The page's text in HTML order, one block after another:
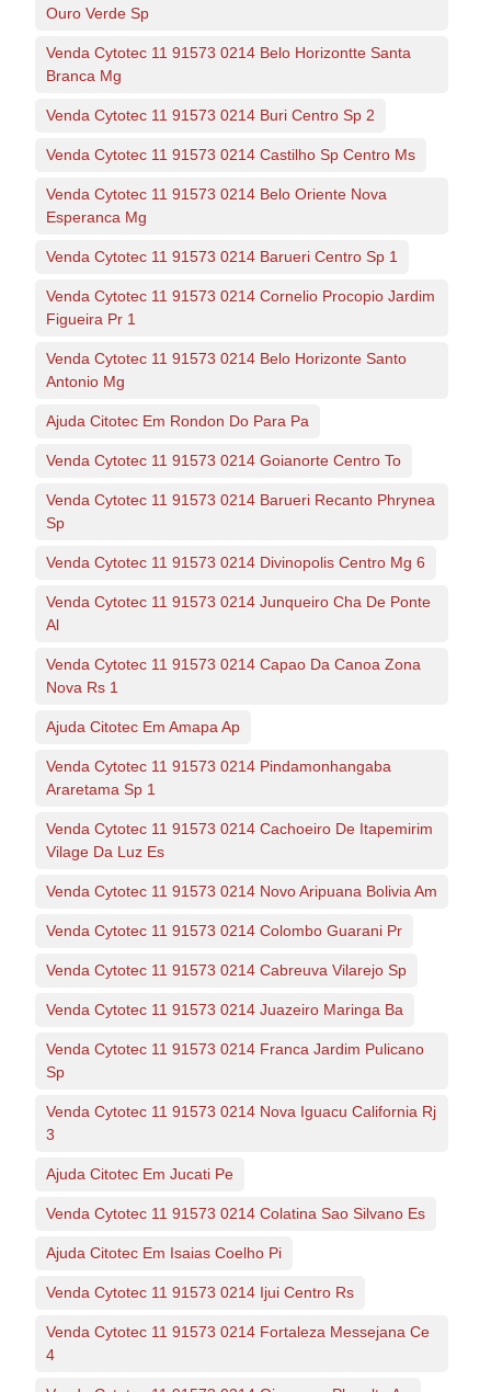
Ouro Verde Sp
Venda Cytotec 11 91573 0214 Belo Horizontte Santa
Branca Mg
Venda Cytotec 11 91573 0214 Buri Centro Sp 2
Venda Cytotec 11 91573 0214 Castilho Sp Centro Ms
Venda Cytotec 11 91573 0214 Belo Oriente Nova
Esperanca Mg
Venda Cytotec 11 91573 0214 Barueri Centro Sp 1
Venda Cytotec 11 91573 0214 Cornelio Procopio Jardim
Figueira Pr 1
Venda Cytotec 11 91573 0214 Belo Horizonte Santo
Antonio Mg
Ajuda Citotec Em Rondon Do Para Pa
Venda Cytotec 11 91573 0214 Goianorte Centro To
Venda Cytotec 11 91573 0214 Barueri Recanto Phrynea
Sp
Venda Cytotec 11 91573 0214 Divinopolis Centro Mg 6
Venda Cytotec 11 91573 0214 Junqueiro Cha De Ponte
Al
Venda Cytotec 11 91573 0214 Capao Da Canoa Zona
Nova Rs 1
Ajuda Citotec Em Amapa Ap
Venda Cytotec 11 91573 0214 Pindamonhangaba
Araretama Sp 1
Venda Cytotec 11 91573 0214 Cachoeiro De Itapemirim
Vilage Da Luz Es
Venda Cytotec 11 91573 0214 Novo Aripuana Bolivia Am
Venda Cytotec 11 91573 0214 Colombo Guarani Pr
Venda Cytotec 11 91573 0214 Cabreuva Vilarejo Sp
Venda Cytotec 11 91573 0214 Juazeiro Maringa Ba
Venda Cytotec 11 91573 0214 Franca Jardim Pulicano
Sp
Venda Cytotec 11 91573 0214 Nova Iguacu California Rj
3
Ajuda Citotec Em Jucati Pe
Venda Cytotec 11 91573 0214 Colatina Sao Silvano Es
Ajuda Citotec Em Isaias Coelho Pi
Venda Cytotec 11 91573 0214 Ijui Centro Rs
Venda Cytotec 11 91573 0214 Fortaleza Messejana Ce
4